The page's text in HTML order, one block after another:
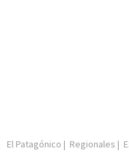
El Patagónico | Regionales |